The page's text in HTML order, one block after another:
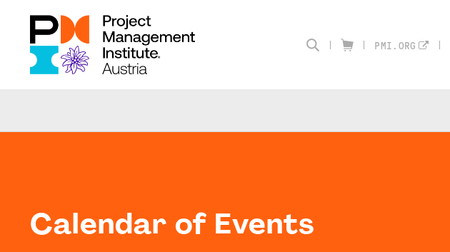
PMI.ORG
Calendar of Events